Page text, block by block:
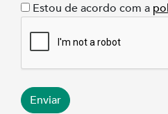
Estou de acordo com a
Enviar